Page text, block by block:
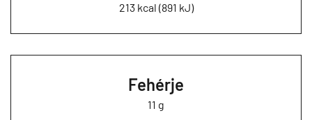
213 kcal (891 kJ)
Fehérje
11 g